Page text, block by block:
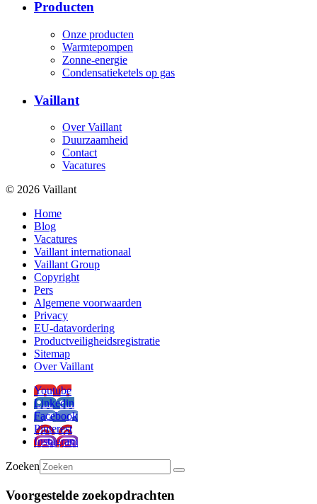
Producten
Onze producten
Warmtepompen
Zonne-energie
Condensatieketels op gas
Vaillant
Over Vaillant
Duurzaamheid
Contact
Vacatures
© 2026 Vaillant
Home
Blog
Vacatures
Vaillant internationaal
Vaillant Group
Copyright
Pers
Algemene voorwaarden
Privacy
EU-datavordering
Productveiligheidsregistratie
Sitemap
Over Vaillant
Youtube
Linkedin
Facebook
Pinterest
Instagram
Zoeken
Voorgestelde zoekopdrachten